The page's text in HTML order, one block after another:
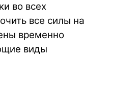
во всех
все силы на
временно
виды